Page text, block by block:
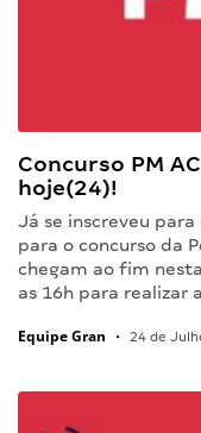
Concurso PM
hoje(24)!
Já se inscreveu para
para o concurso da
chegam ao fim
as 16h para realizar
Equipe Gran • 24 de